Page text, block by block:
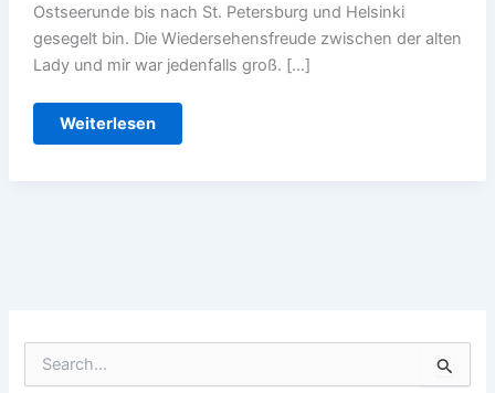
Ostseerunde bis nach St. Petersburg und Helsinki
gesegelt bin. Die Wiedersehensfreude zwischen der alten
Lady und mir war jedenfalls groß. […]
Der
Weiterlesen